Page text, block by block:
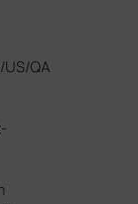
/US/QA